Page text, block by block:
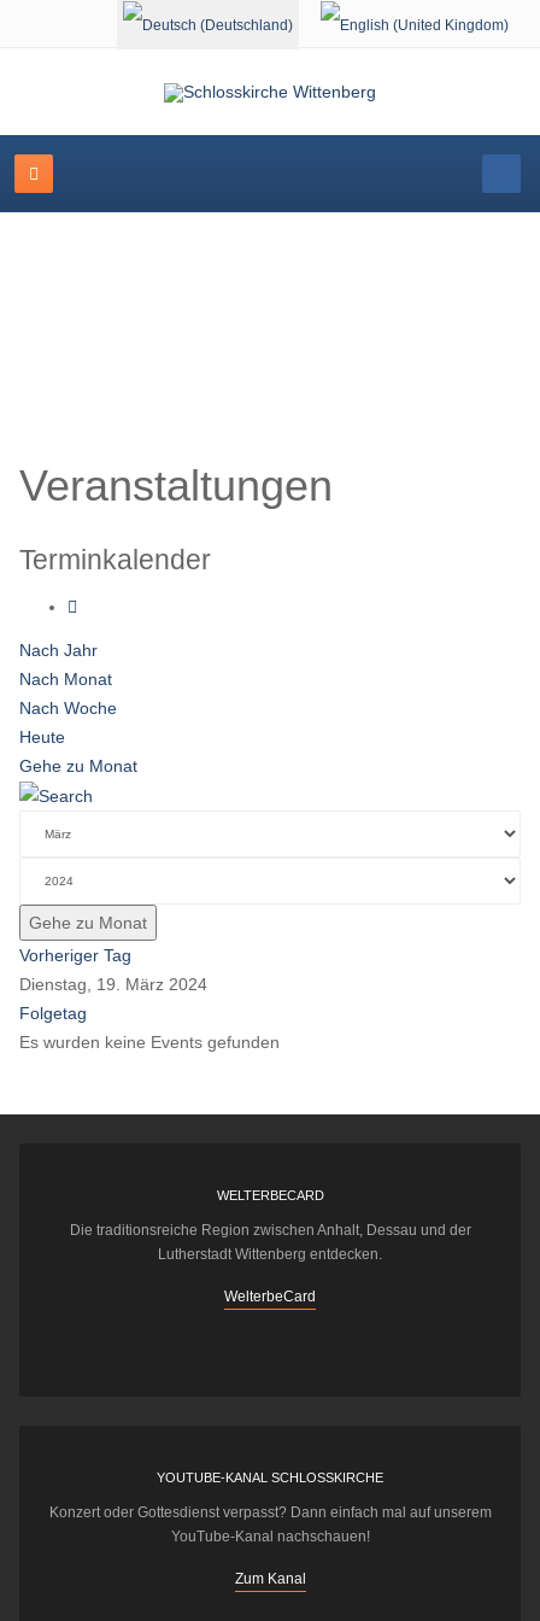
Sprache auswählen
Veranstaltungen
Terminkalender
Nach Jahr
Nach Monat
Nach Woche
Heute
Gehe zu Monat
Gehe zu Monat
Vorheriger Tag
Dienstag, 19. März 2024
Folgetag
Es wurden keine Events gefunden
WELTERBECARD
Die traditionsreiche Region zwischen Anhalt, Dessau und der
Lutherstadt Wittenberg entdecken.
WelterbeCard
YOUTUBE-KANAL SCHLOSSKIRCHE
Konzert oder Gottesdienst verpasst? Dann einfach mal auf unserem
YouTube-Kanal nachschauen!
Zum Kanal